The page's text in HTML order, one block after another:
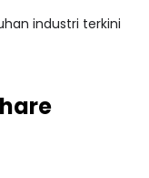
industri terkini